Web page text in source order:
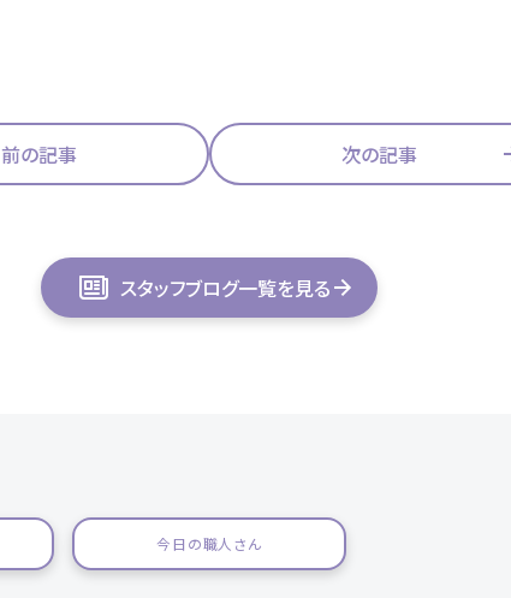
前の記事 次の記事
スタッフブログ一覧を見る
今日の職人さん